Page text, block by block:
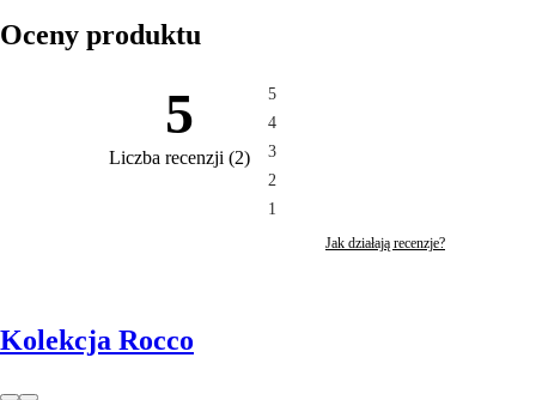
Oceny produktu
5
Liczba recenzji (2)
5
4
3
2
1
Jak działają recenzje?
Kolekcja Rocco